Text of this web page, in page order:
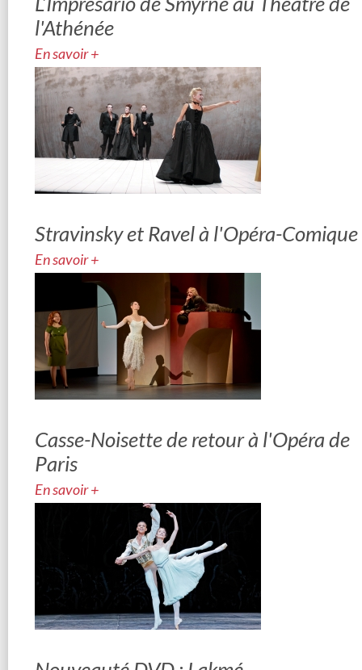
l'Athénée
En savoir +
Stravinsky et Ravel à l'Opéra-Comique
En savoir +
Casse-Noisette de retour à l'Opéra de
Paris
En savoir +